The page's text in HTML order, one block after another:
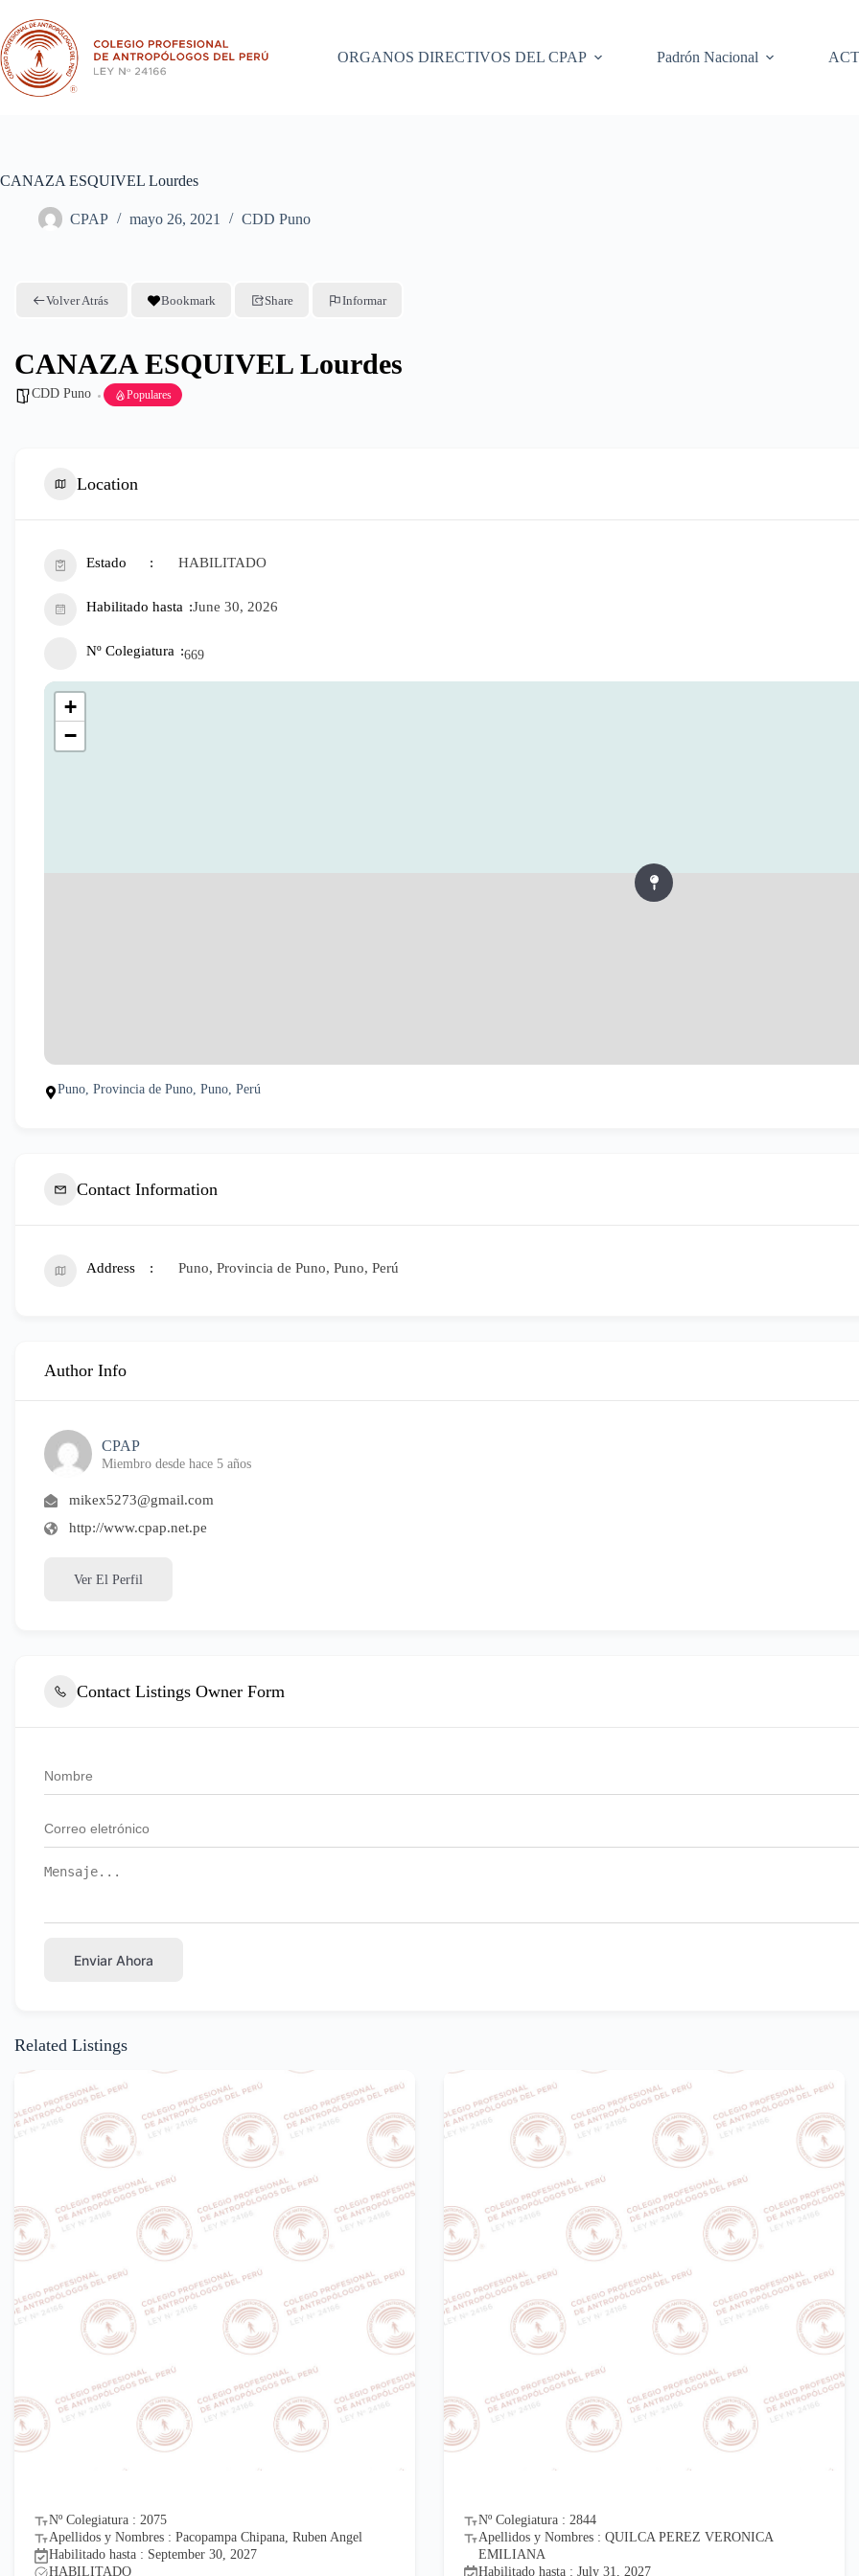
contenido
ORGANOS DIRECTIVOS DEL CPAP
Padrón Nacional
CANAZA ESQUIVEL Lourdes
CPAP mayo 26, 2021 CDD Puno
Volver Atrás Bookmark Share Informar
CANAZA ESQUIVEL Lourdes
CDD Puno Populares
Location
Estado HABILITADO
Habilitado hasta June 30, 2026
Nº Colegiatura 669
+
−
Puno, Provincia de Puno, Puno, Perú
Contact Information
Address Puno, Provincia de Puno, Puno, Perú
Author Info
CPAP
Miembro desde hace 5 años
mikex5273@gmail.com
http://www.cpap.net.pe
Ver El Perfil
Contact Listings Owner Form
Enviar Ahora
Related Listings
Nº Colegiatura : 2075
Apellidos y Nombres : Pacopampa Chipana, Ruben Angel
Habilitado hasta : September 30, 2027
HABILITADO
Nº Colegiatura : 2844
Apellidos y Nombres : QUILCA PEREZ VERONICA
EMILIANA
Habilitado hasta : July 31, 2027